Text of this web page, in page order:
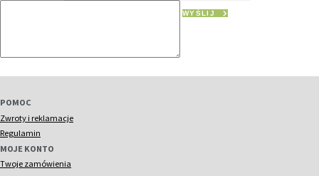
WYŚLIJ
POMOC
Zwroty i reklamacje
Regulamin
MOJE KONTO
Twoje zamówienia